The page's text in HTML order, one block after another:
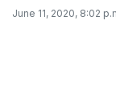
June 11, 2020, 8:02